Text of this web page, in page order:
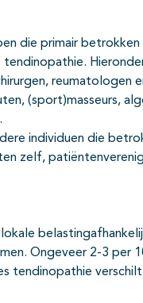
die primair betrokken
reumatologen
(sport)masseurs,
individuen die
zelf,
Ongeveer 2-3 per
tendinopathie